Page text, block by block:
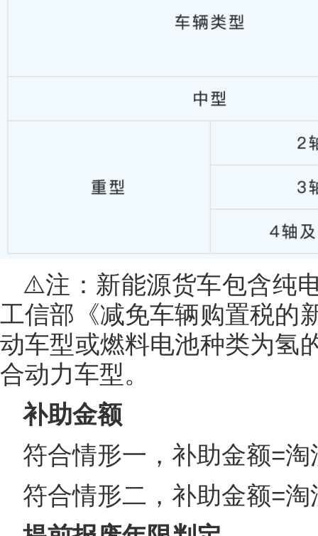
⚠️注：新能源货车包含纯
工信部《减免车辆购置税的
动车型或燃料电池种类为氢
合动力车型。
补助金额
符合情形一，补助金额=
符合情形二，补助金额=